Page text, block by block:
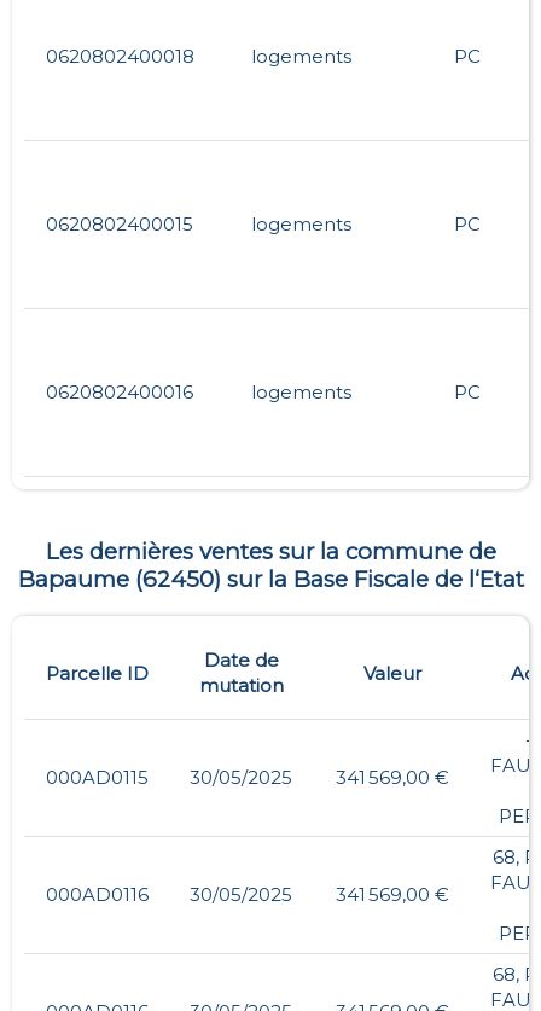
0620802400018 logements PC
0620802400015 logements PC
0620802400016 logements PC
Les dernières ventes sur la commune de
Bapaume(62450) sur la Base Fiscale de l‘Etat
Parcelle ID
Date de
mutation
Valeur
000AD0115 30/05/2025 341 569,00 €
-
000AD0116 30/05/2025 341 569,00 €
68,
68,